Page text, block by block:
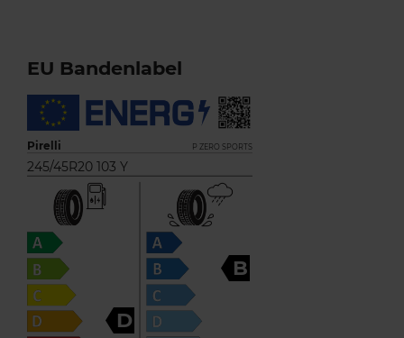
EU Bandenlabel
Pirelli P ZERO SPORTS
245/45R20 103 Y
D
B